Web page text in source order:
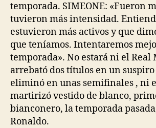
temporada. SIMEONE: «Fueron
tuvieron más intensidad.
estuvieron más activos y que
que teníamos. Intentaremos
temporada». No estará ni el Real
arrebató dos títulos en un
eliminó en unas semifinales , ni
martirizó vestido de blanco,
bianconero, la temporada
Ronaldo.